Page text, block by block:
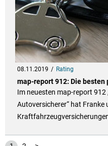
08.11.2019 Rating
map-report 912: Die
Im neuesten map-report 912
Autoversicherer“ hat Franke